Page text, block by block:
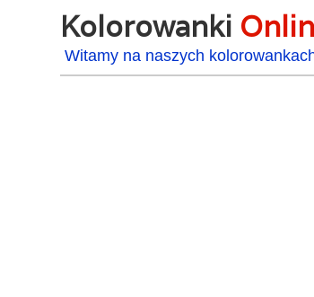
Kolorowanki
Witamy na naszych